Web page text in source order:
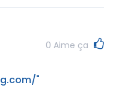
0 Aime ça
"